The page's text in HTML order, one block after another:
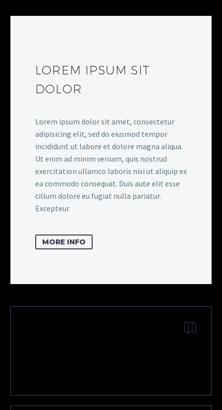
LOREM IPSUM SIT
DOLOR
Lorem ipsum dolor sit amet, consectetur
adipisicing elit, sed do eiusmod tempor
incididunt ut labore et dolore magna aliqua.
Ut enim ad minim veniam, quis nostrud
exercitation ullamco laboris nisi ut aliquip ex
ea commodo consequat. Duis aute elit esse
cillum dolore eu fugiat nulla pariatur.
Excepteur
MORE INFO